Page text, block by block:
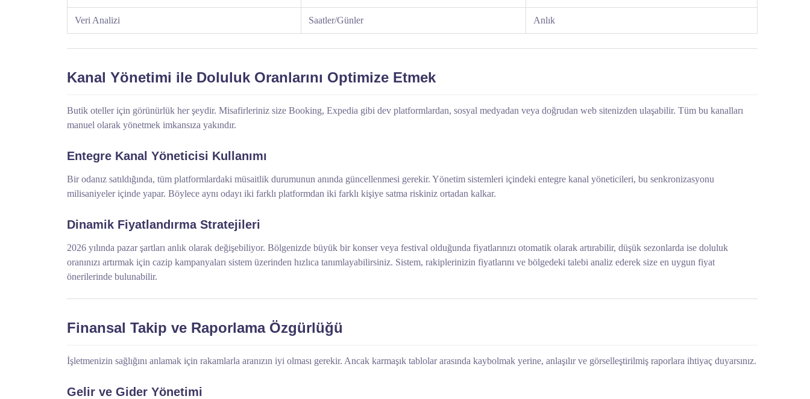
Veri Analizi Saatler/Günler Anlık
Kanal Yönetimi ile Doluluk Oranlarını Optimize Etmek
Butik oteller için görünürlük her şeydir. Misafirleriniz size Booking, Expedia gibi dev platformlardan, sosyal medyadan veya doğrudan web sitenizden ulaşabilir. Tüm bu kanalları
manuel olarak yönetmek imkansıza yakındır.
Entegre Kanal Yöneticisi Kullanımı
Bir odanız satıldığında, tüm platformlardaki müsaitlik durumunun anında güncellenmesi gerekir. Yönetim sistemleri içindeki entegre kanal yöneticileri, bu senkronizasyonu
milisaniyeler içinde yapar. Böylece aynı odayı iki farklı platformdan iki farklı kişiye satma riskiniz ortadan kalkar.
Dinamik Fiyatlandırma Stratejileri
2026 yılında pazar şartları anlık olarak değişebiliyor. Bölgenizde büyük bir konser veya festival olduğunda fiyatlarınızı otomatik olarak artırabilir, düşük sezonlarda ise doluluk
oranınızı artırmak için cazip kampanyaları sistem üzerinden hızlıca tanımlayabilirsiniz. Sistem, rakiplerinizin fiyatlarını ve bölgedeki talebi analiz ederek size en uygun fiyat
önerilerinde bulunabilir.
Finansal Takip ve Raporlama Özgürlüğü
İşletmenizin sağlığını anlamak için rakamlarla aranızın iyi olması gerekir. Ancak karmaşık tablolar arasında kaybolmak yerine, anlaşılır ve görselleştirilmiş raporlara ihtiyaç duyarsınız.
Gelir ve Gider Yönetimi